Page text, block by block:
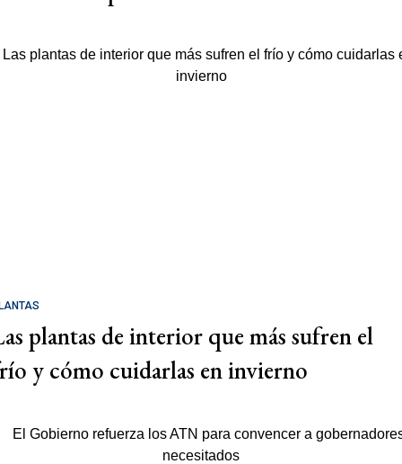
plantas de interior que más sufren el
y cómo cuidarlas en invierno